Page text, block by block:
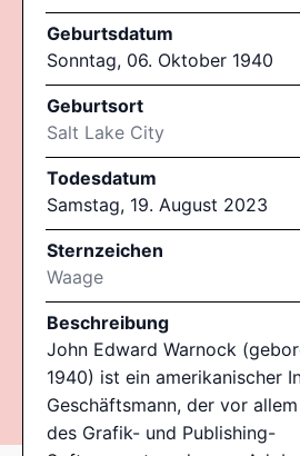
Geburtsdatum
Sonntag, 06. Oktober 1940
Geburtsort
Salt Lake City
Todesdatum
Samstag, 19. August 2023
Sternzeichen
Waage
Beschreibung
John Edward Warnock
1940) ist ein amerikanischer
Geschäftsmann, der vor
des Grafik- und Publishing-